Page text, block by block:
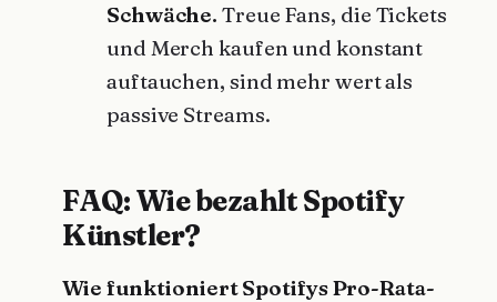
Schwäche. Treue Fans, die Tickets
und Merch kaufen und konstant
auftauchen, sind mehr wert als
passive Streams.
FAQ: Wie bezahlt Spotify
Künstler?
Wie funktioniert Spotifys Pro-Rata-